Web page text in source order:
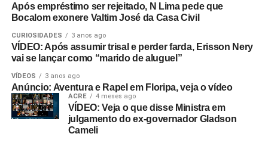
Após empréstimo ser rejeitado, N Lima pede que
Bocalom exonere Valtim José da Casa Civil
CURIOSIDADES 3 anos ago
VÍDEO: Após assumir trisal e perder farda, Erisson Nery
vai se lançar como “marido de aluguel”
VÍDEOS 3 anos ago
Anúncio: Aventura e Rapel em Floripa, veja o vídeo
ACRE 4 meses ago
VÍDEO: Veja o que disse Ministra em
julgamento do ex-governador Gladson
Cameli